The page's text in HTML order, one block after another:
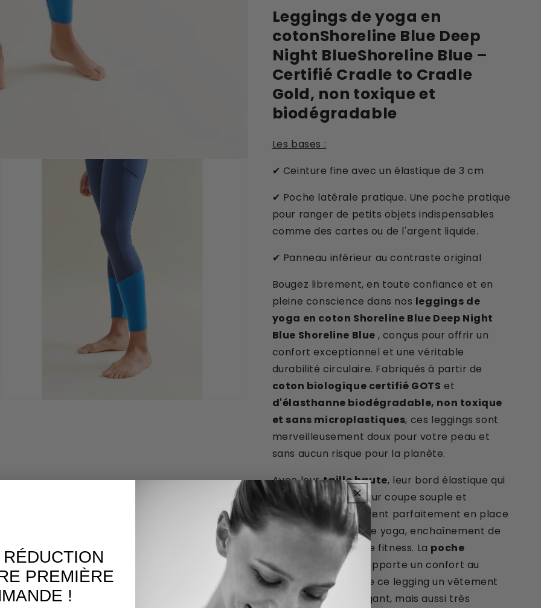
Blue/Shoreline
Blue
Blue/Shoreline
Blue
Leggings de yoga en
cotonShoreline Blue Deep
Night BlueShoreline Blue –
Certifié Cradle to Cradle
Gold, non toxique et
biodégradable
Les bases :
✔ Ceinture fine avec un élastique de 3 cm
✔ Poche latérale pratique. Une poche pratique
pour ranger de petits objets indispensables
comme des cartes ou de l'argent liquide.
✔ Panneau inférieur au contraste original
Bougez librement, en toute confiance et en
pleine conscience dans nos leggings de
yoga en coton Shoreline Blue Deep Night
Blue Shoreline Blue , conçus pour offrir un
confort exceptionnel et une véritable
durabilité circulaire. Fabriqués à partir de
coton biologique certifié GOTS et
d'élasthanne biodégradable, non toxique
et sans microplastiques, ces leggings sont
merveilleusement doux pour votre peau et
sans aucun risque pour la planète.
Avec leurtaille haute, leur bord élastique qui
maintient bien et leur coupe souple et
confortable, ils restent parfaitement en place
à chaque posture de yoga, enchaînement de
Pilates et séance de fitness. La poche
latérale
pratique apporte un confort au
quotidien, faisant de ce legging un vêtement
non seulement élégant, mais aussi très
PREMIÈRE
!